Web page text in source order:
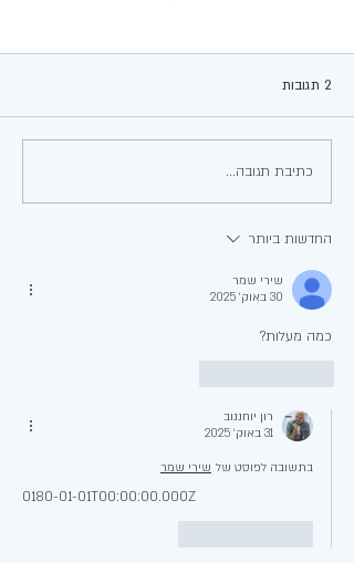
עגבניות ממולאות
2 תגובות
כתיבת תגובה...
החדשות ביותר
שירי שמר
30 באוק׳ 2025
כמה מעלות?
רון יוחננוב
31 באוק׳ 2025
בתשובה לפוסט של שירי שמר
0180-01-01T00:00:00.000Z